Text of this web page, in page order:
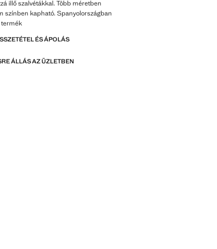
illő szalvétákkal. Több méretben
színben kapható. Spanyolországban
termék
ÉS ÁPOLÁS
ÁLLÁS AZ ÜZLETBEN